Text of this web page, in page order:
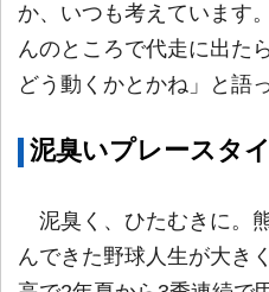
か、いつも考えています
んのところで代走に出た
どう動くかとかね」と語
泥臭いプレースタ
泥臭く、ひたむきに。
んできた野球人生が大き